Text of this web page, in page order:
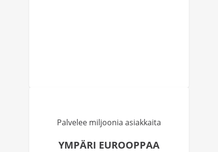
Palvelee miljoonia asiakkaita
YMPÄRI EUROOPPAA